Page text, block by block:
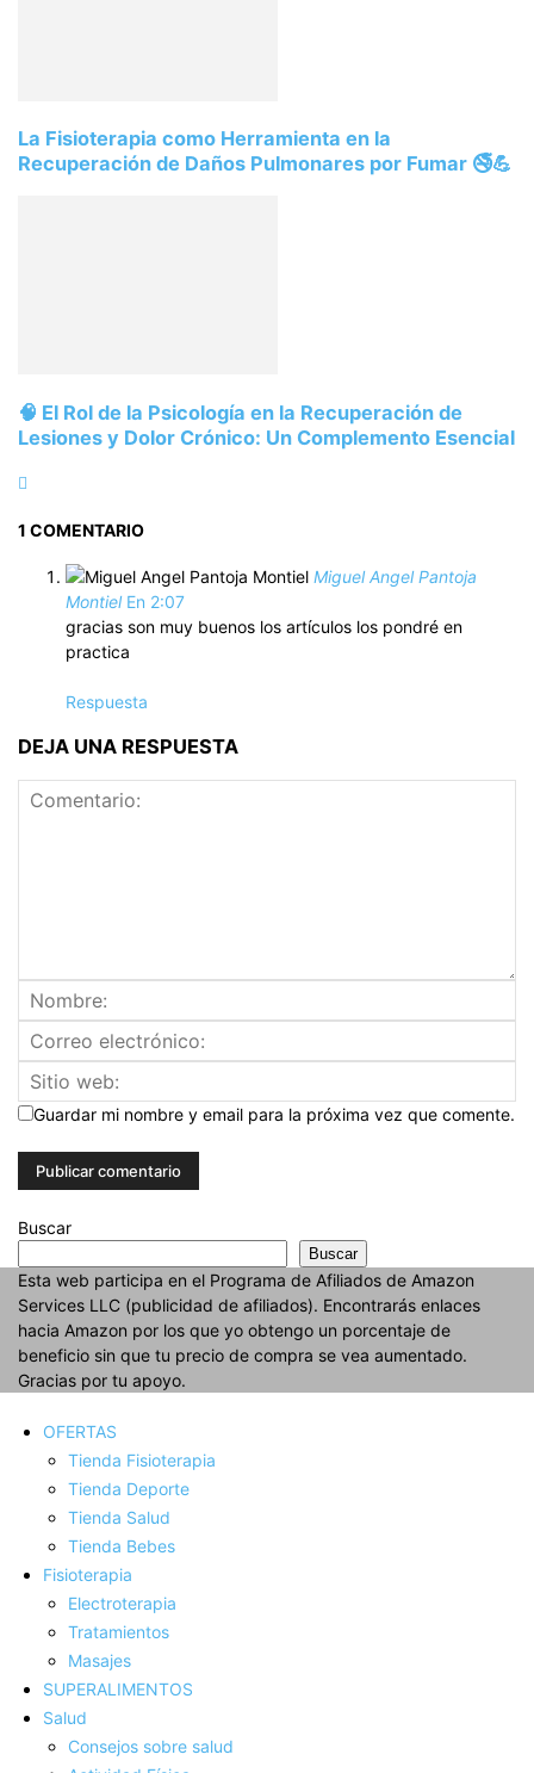
La Fisioterapia como Herramienta en la
Recuperación de Daños Pulmonares por Fumar 🚭💪
🧠 El Rol de la Psicología en la Recuperación de
Lesiones y Dolor Crónico: Un Complemento Esencial
1 COMENTARIO
Miguel Angel Pantoja
Montiel En 2:07
gracias son muy buenos los artículos los pondré en
practica
Respuesta
DEJA UNA RESPUESTA
Guardar mi nombre y email para la próxima vez que comente.
Buscar
Buscar
Esta web participa en el Programa de Afiliados de Amazon
Services LLC (publicidad de afiliados). Encontrarás enlaces
hacia Amazon por los que yo obtengo un porcentaje de
beneficio sin que tu precio de compra se vea aumentado.
Gracias por tu apoyo.
OFERTAS
Tienda Fisioterapia
Tienda Deporte
Tienda Salud
Tienda Bebes
Fisioterapia
Electroterapia
Tratamientos
Masajes
SUPERALIMENTOS
Salud
Consejos sobre salud